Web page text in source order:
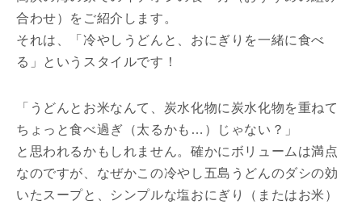
合わせ）をご紹介します。
それは、「冷やしうどんと、おにぎりを一緒に食べ
る」というスタイルです！
「うどんとお米なんて、炭水化物に炭水化物を重ねて
ちょっと食べ過ぎ（太るかも…）じゃない？」
と思われるかもしれません。確かにボリュームは満点
なのですが、なぜかこの冷やし五島うどんのダシの効
いたスープと、シンプルな塩おにぎり（またはお米）